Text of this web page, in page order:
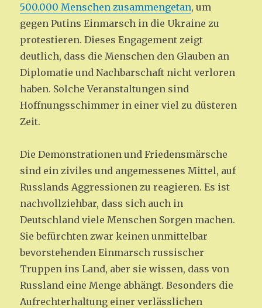
500.000 Menschen zusammengetan, um
gegen Putins Einmarsch in die Ukraine zu
protestieren. Dieses Engagement zeigt
deutlich, dass die Menschen den Glauben an
Diplomatie und Nachbarschaft nicht verloren
haben. Solche Veranstaltungen sind
Hoffnungsschimmer in einer viel zu düsteren
Zeit.
Die Demonstrationen und Friedensmärsche
sind ein ziviles und angemessenes Mittel, auf
Russlands Aggressionen zu reagieren. Es ist
nachvollziehbar, dass sich auch in
Deutschland viele Menschen Sorgen machen.
Sie befürchten zwar keinen unmittelbar
bevorstehenden Einmarsch russischer
Truppen ins Land, aber sie wissen, dass von
Russland eine Menge abhängt. Besonders die
Aufrechterhaltung einer verlässlichen